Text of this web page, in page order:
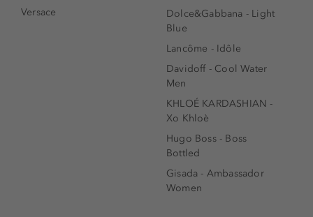
Versace
Dolce&Gabbana - Light
Blue
Lancôme - Idôle
Davidoff - Cool Water
Men
KHLOÉ KARDASHIAN -
Xo Khloè
Hugo Boss - Boss
Bottled
Gisada - Ambassador
Women